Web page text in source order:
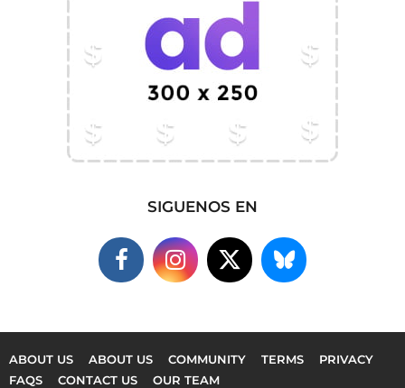
SIGUENOS EN
ABOUT US ABOUT US COMMUNITY TERMS
PRIVACY
FAQS
CONTACT US OUR TEAM